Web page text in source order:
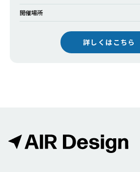
開催場所
詳しくはこちら